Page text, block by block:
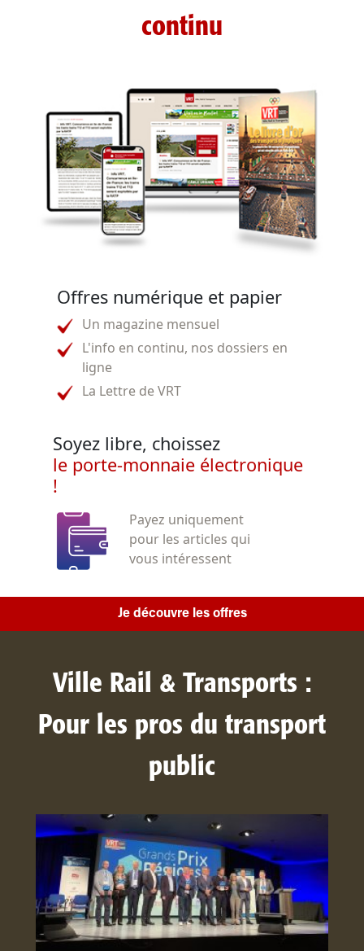
continu
Offres numérique et papier
Un magazine mensuel
L'info en continu, nos dossiers en
ligne
La Lettre de VRT
Soyez libre, choissez
le porte-monnaie électronique
!
Payez uniquement
pour les articles qui
vous intéressent
Je découvre les offres
Ville Rail & Transports :
Pour les pros du transport
public